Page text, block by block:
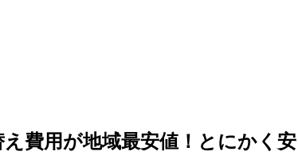
費用が地域最安値！とにかく